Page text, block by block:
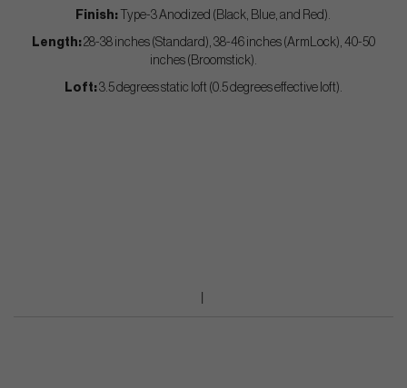
Finish:Type-3 Anodized (Black, Blue, and Red).
Length:28-38 inches (Standard), 38-46 inches (ArmLock), 40-50
inches (Broomstick).
Loft:3.5 degrees static loft (0.5 degrees effective loft).